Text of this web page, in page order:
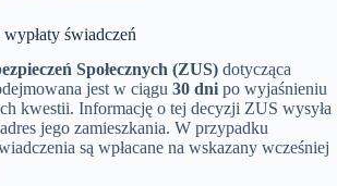
świadczeń
Społecznych (ZUS) dotycząca
jest w ciągu 30 dni po wyjaśnieniu
kwestii. Informację o tej decyzji ZUS wysyła
jego zamieszkania. W przypadku
są wpłacane na wskazany wcześniej